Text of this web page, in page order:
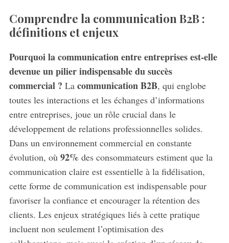
Comprendre la communication B2B :
définitions et enjeux
Pourquoi la communication entre entreprises est-elle
devenue un pilier indispensable du succès
commercial ? La communication B2B, qui englobe
toutes les interactions et les échanges d’informations
entre entreprises, joue un rôle crucial dans le
développement de relations professionnelles solides.
Dans un environnement commercial en constante
évolution, où 92% des consommateurs estiment que la
communication claire est essentielle à la fidélisation,
cette forme de communication est indispensable pour
favoriser la confiance et encourager la rétention des
clients. Les enjeux stratégiques liés à cette pratique
incluent non seulement l’optimisation des